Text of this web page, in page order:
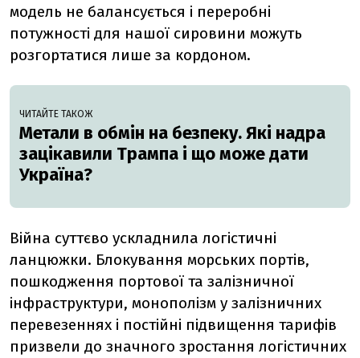
модель не балансується і переробні
потужності для нашої сировини можуть
розгортатися лише за кордоном.
ЧИТАЙТЕ ТАКОЖ
Метали в обмін на безпеку. Які надра
зацікавили Трампа і що може дати
Україна?
Війна суттєво ускладнила логістичні
ланцюжки. Блокування морських портів,
пошкодження портової та залізничної
інфраструктури, монополізм у залізничних
перевезеннях і постійні підвищення тарифів
призвели до значного зростання логістичних